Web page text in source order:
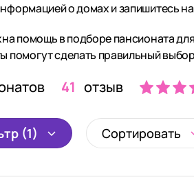
о домах и запишитесь
помощь в подборе пансионата
помогут сделать правильный
41 отзыв
(1) Сортировать